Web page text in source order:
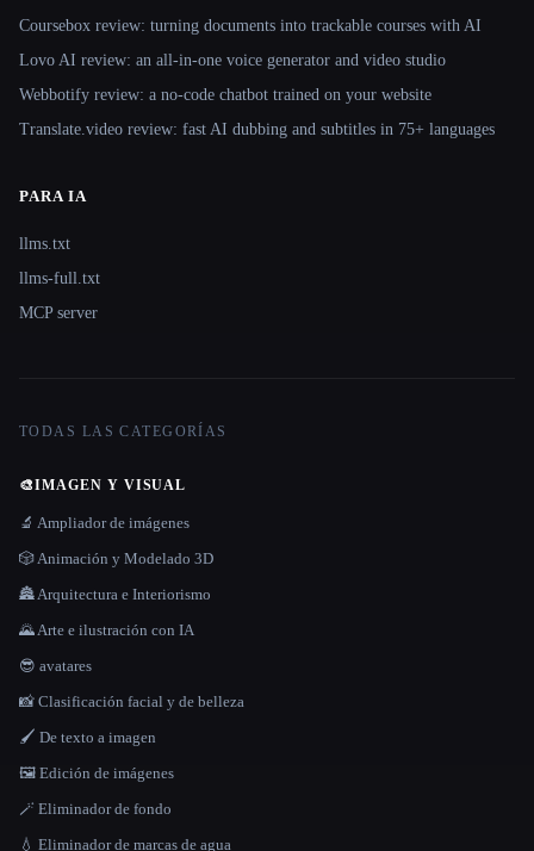
Coursebox review: turning documents into trackable courses with AI
Lovo AI review: an all-in-one voice generator and video studio
Webbotify review: a no-code chatbot trained on your website
Translate.video review: fast AI dubbing and subtitles in 75+ languages
PARA IA
llms.txt
llms-full.txt
MCP server
TODAS LAS CATEGORÍAS
🎨IMAGEN Y VISUAL
🔬 Ampliador de imágenes
🎲 Animación y Modelado 3D
🏯 Arquitectura e Interiorismo
🌄 Arte e ilustración con IA
😎 avatares
📸 Clasificación facial y de belleza
🖌️ De texto a imagen
🖼️ Edición de imágenes
🪄 Eliminador de fondo
💧 Eliminador de marcas de agua